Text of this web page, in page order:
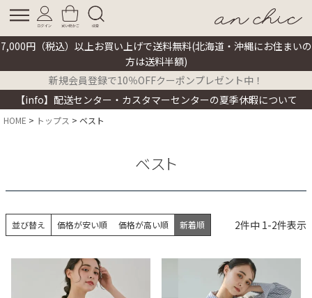
7,000円（税込）以上お買い上げで送料無料(北海道・沖縄にお住まいの
方は送料半額)
新規会員登録で10％OFFクーポンプレゼント中！
【info】配送センター・カスタマーセンターの夏季休暇について
HOME トップス ベスト
ベスト
並び替え 価格が安い順 価格が高い順 新着順 2件中 1-2件表示